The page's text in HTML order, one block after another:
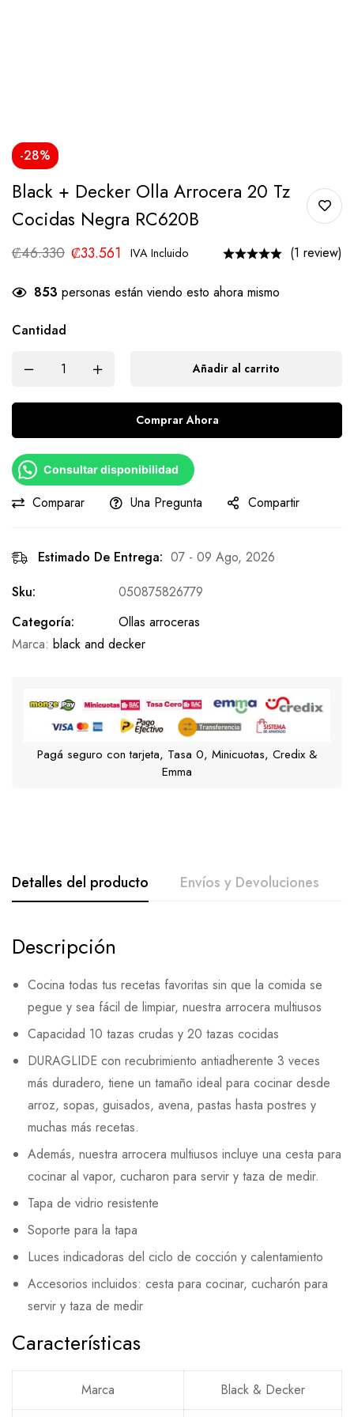
-28%
Black + Decker Olla Arrocera 20 Tz
Cocidas Negra RC620B
₡46.330 ₡33.561 IVA Incluido (1 review)
853 personas están viendo esto ahora mismo
Cantidad
Añadir al carrito
Comprar Ahora
Consultar disponibilidad
Comparar Una Pregunta Compartir
Estimado De Entrega: 07 - 09 Ago, 2026
Sku:
050875826779
Categoría:
Ollas arroceras
Marca: black and decker
Pagá seguro con tarjeta, Tasa 0, Minicuotas, Credix &
Emma
Detalles del producto Envíos y Devoluciones
Descripción
Cocina todas tus recetas favoritas sin que la comida se
pegue y sea fácil de limpiar, nuestra arrocera multiusos
Capacidad 10 tazas crudas y 20 tazas cocidas
DURAGLIDE con recubrimiento antiadherente 3 veces
más duradero, tiene un tamaño ideal para cocinar desde
arroz, sopas, guisados, avena, pastas hasta postres y
muchas más recetas.
Además, nuestra arrocera multiusos incluye una cesta para
cocinar al vapor, cucharon para servir y taza de medir.
Tapa de vidrio resistente
Soporte para la tapa
Luces indicadoras del ciclo de cocción y calentamiento
Accesorios incluidos: cesta para cocinar, cucharón para
servir y taza de medir
Características
Marca Black & Decker